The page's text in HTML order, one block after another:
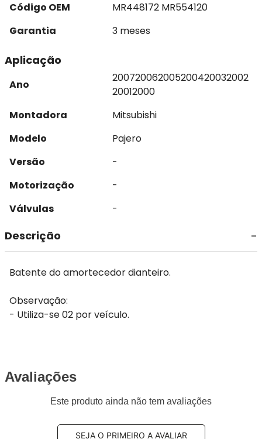
Código OEM
MR448172 MR554120
Garantia
3 meses
Aplicação
Ano
200720062005200420032002
20012000
Montadora
Mitsubishi
Modelo
Pajero
Versão
-
Motorização
-
Válvulas
-
Descrição
Batente do amortecedor dianteiro.
Observação:
- Utiliza-se 02 por veículo.
Avaliações
Este produto ainda não tem avaliações
SEJA O PRIMEIRO A AVALIAR